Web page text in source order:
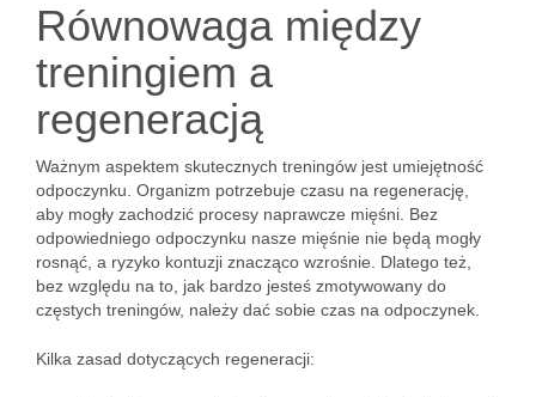
Równowaga między
treningiem a
regeneracją
Ważnym aspektem skutecznych treningów jest umiejętność
odpoczynku. Organizm potrzebuje czasu na regenerację,
aby mogły zachodzić procesy naprawcze mięśni. Bez
odpowiedniego odpoczynku nasze mięśnie nie będą mogły
rosnąć, a ryzyko kontuzji znacząco wzrośnie. Dlatego też,
bez względu na to, jak bardzo jesteś zmotywowany do
częstych treningów, należy dać sobie czas na odpoczynek.
Kilka zasad dotyczących regeneracji: